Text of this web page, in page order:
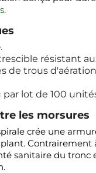
.
.
résistant
de trous
lot de 100
les morsures
crée une
sanitaire du